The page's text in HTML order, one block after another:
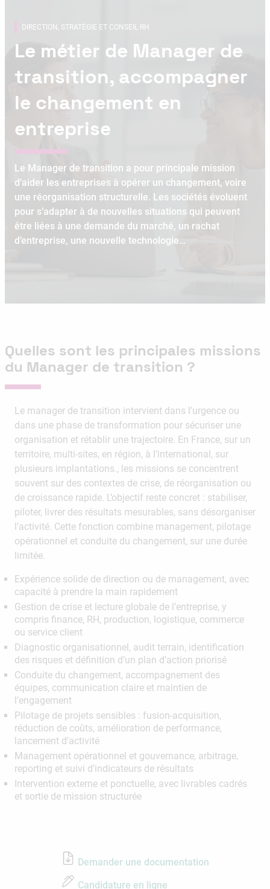
DIRECTION, STRATÉGIE ET CONSEIL RH
Le métier de Manager de
transition, accompagner
le changement en
entreprise
Le Manager de transition a pour principale mission
d’aider les entreprises à opérer un changement, voire
une réorganisation structurelle. Les sociétés évoluent
pour s’adapter à de nouvelles situations qui peuvent
être liées à une demande du marché, un rachat
d’entreprise, une nouvelle technologie…
Quelles sont les principales missions
du Manager de transition ?
Le manager de transition intervient dans l’urgence ou
dans une phase de transformation pour sécuriser une
organisation et rétablir une trajectoire. En France, sur un
territoire, multi-sites, en région, à l’international, sur
plusieurs implantations., les missions se concentrent
souvent sur des contextes de crise, de réorganisation ou
de croissance rapide. L’objectif reste concret : stabiliser,
piloter, livrer des résultats mesurables, sans désorganiser
l’activité. Cette fonction combine management, pilotage
opérationnel et conduite du changement, sur une durée
limitée.
Expérience solide de direction ou de management, avec
capacité à prendre la main rapidement
Gestion de crise et lecture globale de l’entreprise, y
compris finance, RH, production, logistique, commerce
ou service client
Diagnostic organisationnel, audit terrain, identification
des risques et définition d’un plan d’action priorisé
Conduite du changement, accompagnement des
équipes, communication claire et maintien de
l’engagement
Pilotage de projets sensibles : fusion-acquisition,
réduction de coûts, amélioration de performance,
lancement d’activité
Management opérationnel et gouvernance, arbitrage,
reporting et suivi d’indicateurs de résultats
Intervention externe et ponctuelle, avec livrables cadrés
et sortie de mission structurée
Demander une documentation
Candidature en ligne